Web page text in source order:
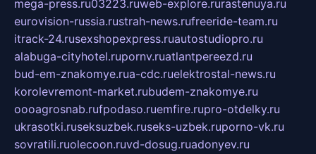
mega-press.ru03223.ruweb-explore.rurastenuya.ru
eurovision-russia.rustrah-news.rufreeride-team.ru
itrack-24.rusexshopexpress.ruautostudiopro.ru
alabuga-cityhotel.rupornv.ruatlantpereezd.ru
bud-em-znakomye.rua-cdc.ruelektrostal-news.ru
korolevremont-market.rubudem-znakomye.ru
oooagrosnab.rufpodaso.ruemfire.rupro-otdelky.ru
ukrasotki.ruseksuzbek.ruseks-uzbek.ruporno-vk.ru
sovratili.ruolecoon.ruvd-dosug.ruadonyev.ru